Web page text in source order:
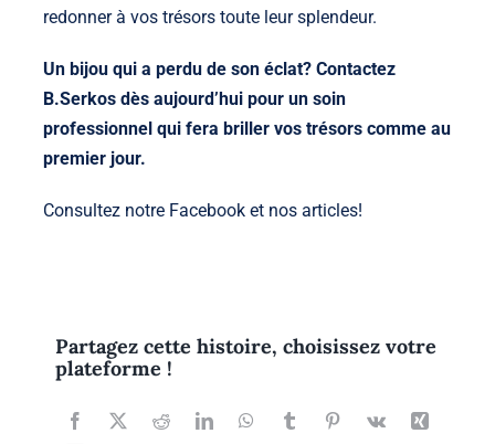
redonner à vos trésors toute leur splendeur.
Un bijou qui a perdu de son éclat? Contactez
B.Serkosdès aujourd’hui pour un soin
professionnel qui fera briller vos trésors comme au
premier jour.
Consultez notre Facebooket nos articles!
Partagez cette histoire, choisissez votre
plateforme !